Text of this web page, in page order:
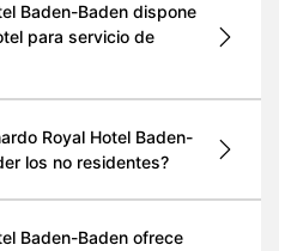
Baden-Baden dispone
para servicio de
Royal Hotel Baden-
los no residentes?
Baden-Baden ofrece